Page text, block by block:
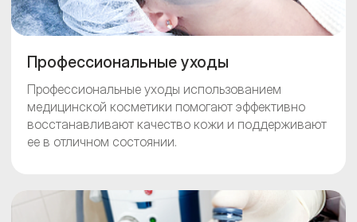
Профессиональные уходы
Профессиональные уходы использованием
медицинской косметики помогают эффективно
восстанавливают качество кожи и поддерживают
ее в отличном состоянии.